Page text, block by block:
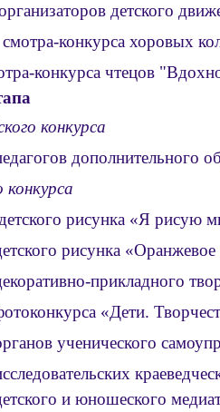
детского
хоровых
конкурса чтецов
конкурса
дополнительного
конкурса
рисунка «Я рисую
рисунка «Оранжевое
прикладного
«Дети.
ученического
и юношеского